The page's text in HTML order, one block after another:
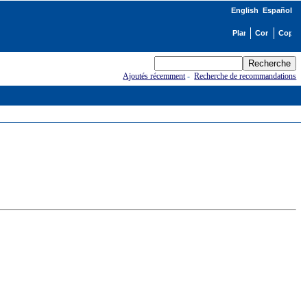
English Español
Ajoutés récemment-Recherche de recommandations